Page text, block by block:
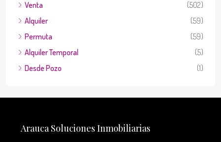
Venta
(502)
Alquiler
(59)
Permuta
(59)
Alquiler Temporal
(5)
Desde Pozo
(1)
Arauca Soluciones Inmobiliarias